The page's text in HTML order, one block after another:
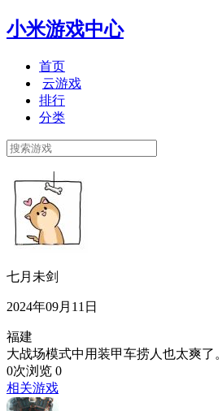
小米游戏中心
首页
云游戏
排行
分类
七月未剑
2024年09月11日
福建
大战场模式中用装甲车捞人也太爽了。
0次浏览 0
相关游戏